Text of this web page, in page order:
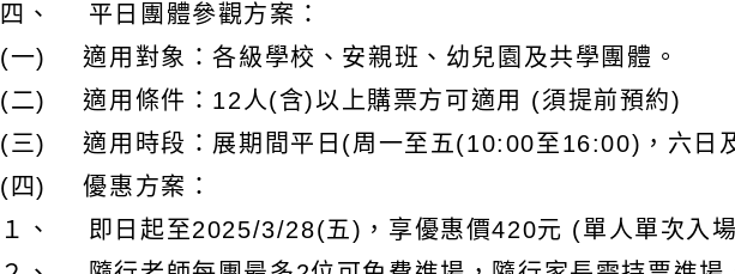
四、 平日團體參觀方案：
(一) 適用對象：各級學校、安親班、幼兒園及共學團體。
(二) 適用條件：12人(含)以上購票方可適用 (須提前預約)
(三) 適用時段：展期間平日(周一至五(10:00至16:00)，六日
(四) 優惠方案：
１、 即日起至2025/3/28(五)，享優惠價420元 (單人單次入場